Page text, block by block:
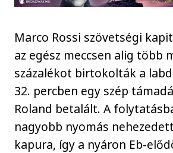
Marco Rossi szövetségi
az egész meccsen alig több
százalékot birtokolták a
32. percben egy szép
Roland betalált. A
nagyobb nyomás
kapura, így a nyáron Eb-